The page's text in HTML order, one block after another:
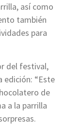
así como
también
para
del festival,
edición: “Este
de
a la parrilla